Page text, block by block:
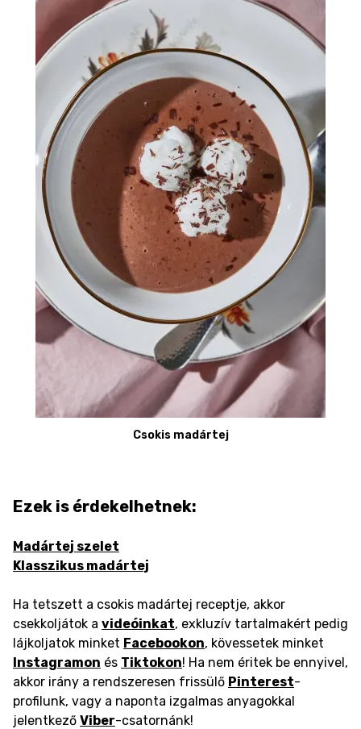
Csokis madártej
Ezek is érdekelhetnek:
Madártej szelet
Klasszikus madártej
Ha tetszett a csokis madártej receptje, akkor
csekkoljátok a videóinkat, exkluzív tartalmakért pedig
lájkoljatok minket Facebookon, kövessetek minket
Instagramon és Tiktokon! Ha nem éritek be ennyivel,
akkor irány a rendszeresen frissülő Pinterest-
profilunk, vagy a naponta izgalmas anyagokkal
jelentkező Viber-csatornánk!